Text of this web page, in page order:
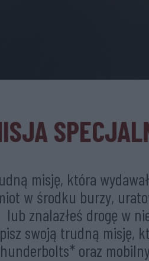
misję, która
w środku burzy,
lub znalazłeś drogę w
swoją trudną misję,
oraz